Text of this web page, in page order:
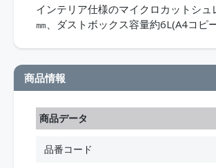
インテリア仕様のマイクロカットシ
㎜、ダストボックス容量約6L(A4コピ
商品情報
商品データ
品番コード